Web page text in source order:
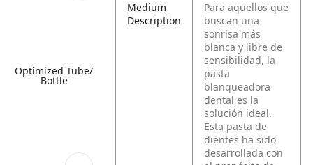
Optimized Tube/
Bottle
Medium
Description
Para aquellos que
buscan una
sonrisa más
blanca y libre de
sensibilidad, la
pasta
blanqueadora
dental es la
solución ideal.
Esta pasta de
dientes ha sido
desarrollada con